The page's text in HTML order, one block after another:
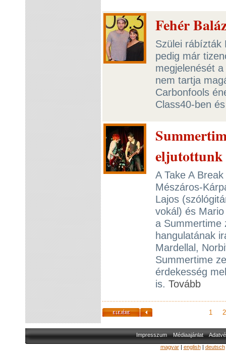
Fehér
Szülei rábízták
pedig már
megjelenését
nem tartja
Carbonfools
Class40-ben
eljutottunk
A Take A
Mészáros-
Lajos
vokál) és
a Summertime
hangulatának
Mardellal,
Summertime
érdekesség
is. Tovább
1 2
Impresszum Médiaajánlat
magyar| english| deutsch